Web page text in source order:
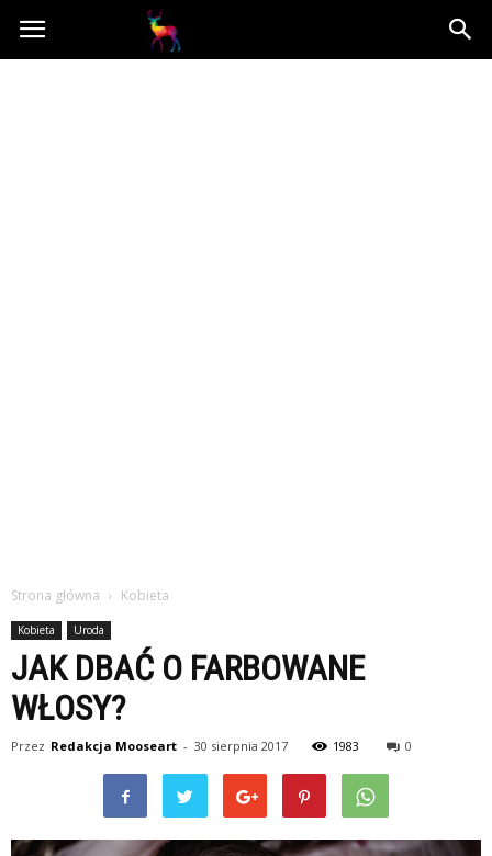
Mooseart.pl
Strona główna Kobieta
Kobieta Uroda
JAK DBAĆ O FARBOWANE
WŁOSY?
Przez Redakcja Mooseart - 30 sierpnia 2017 1983 0